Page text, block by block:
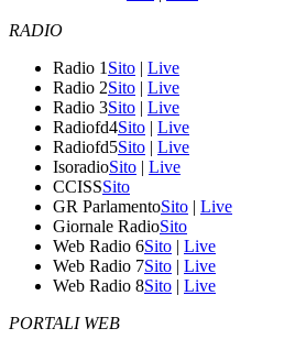
RADIO
Radio 1 Sito | Live
Radio 2Sito | Live
Radio 3Sito | Live
Radiofd4Sito | Live
Radiofd5Sito | Live
IsoradioSito | Live
CCISSSito
GR ParlamentoSito | Live
Giornale RadioSito
Web Radio 6Sito | Live
Web Radio 7Sito | Live
Web Radio 8Sito | Live
PORTALI WEB